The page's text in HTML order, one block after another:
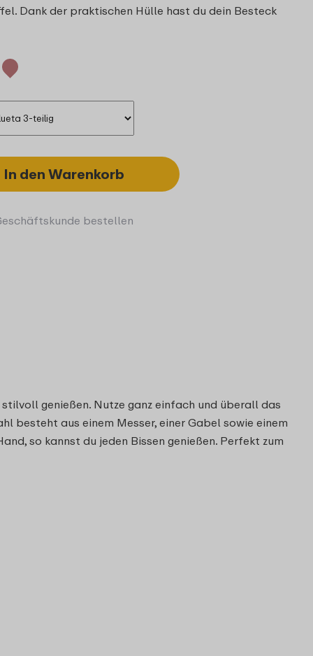
Dank der praktischen Hülle hast du dein Besteck
In den Warenkorb
bestellen
genießen. Nutze ganz einfach und überall das
besteht aus einem Messer, einer Gabel sowie einem
so kannst du jeden Bissen genießen. Perfekt zum